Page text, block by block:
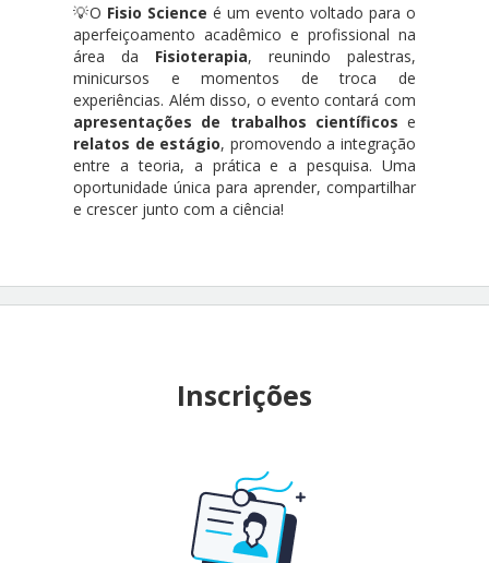
💡O Fisio Science é um evento voltado para o
aperfeiçoamento acadêmico e profissional na
área da Fisioterapia, reunindo palestras,
minicursos e momentos de troca de
experiências. Além disso, o evento contará com
apresentações de trabalhos científicos e
relatos de estágio, promovendo a integração
entre a teoria, a prática e a pesquisa. Uma
oportunidade única para aprender, compartilhar
e crescer junto com a ciência!
Inscrições